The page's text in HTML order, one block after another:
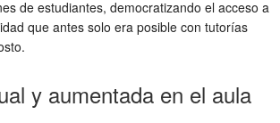
de estudiantes, democratizando el acceso a
que antes solo era posible con tutorías
y aumentada en el aula